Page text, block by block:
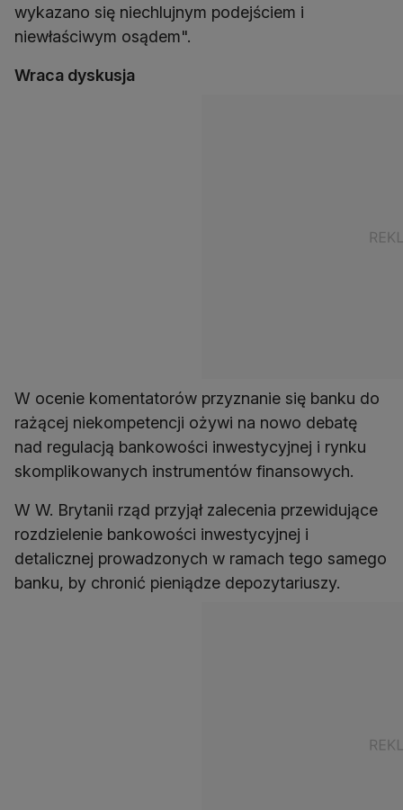
wykazano się niechlujnym podejściem i
niewłaściwym osądem".
Wraca dyskusja
W ocenie komentatorów przyznanie się banku do
rażącej niekompetencji ożywi na nowo debatę
nad regulacją bankowości inwestycyjnej i rynku
skomplikowanych instrumentów finansowych.
W W. Brytanii rząd przyjął zalecenia przewidujące
rozdzielenie bankowości inwestycyjnej i
detalicznej prowadzonych w ramach tego samego
banku, by chronić pieniądze depozytariuszy.